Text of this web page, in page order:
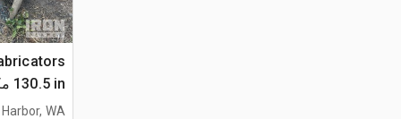
130.5 in مكبس جرار
WA